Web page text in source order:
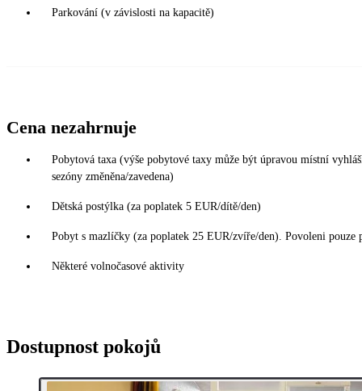
Parkování (v závislosti na kapacitě)
Cena nezahrnuje
Pobytová taxa (výše pobytové taxy může být úpravou místní
sezóny změněna/zavedena)
Dětská postýlka (za poplatek 5 EUR/dítě/den)
Pobyt s mazlíčky (za poplatek 25 EUR/zvíře/den). Povoleni pouze
Některé volnočasové aktivity
Dostupnost pokojů